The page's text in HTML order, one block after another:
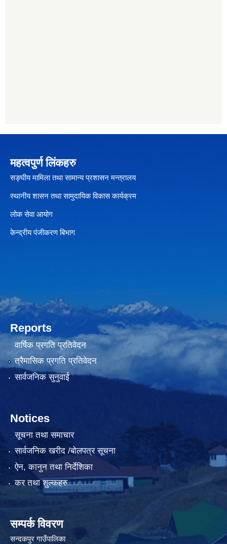
महत्वपुर्ण लिंकहरु
सङ्घीय मामिला तथा सामान्य प्रशासन मन्त्रालय
स्थानीय शासन तथा सामुदायिक विकास कार्यक्रम
लोक सेवा आयोग
केन्द्रीय पंजीकरण बिभाग
Reports
वार्षिक प्रगति प्रतिवेदन
त्रैमासिक प्रगति प्रतिवेदन
सार्वजनिक सुनुवाई
Notices
सूचना तथा समाचार
सार्वजनिक खरीद /बोलपत्र सूचना
ऐन, कानुन तथा निर्देशिका
कर तथा शुल्कहरु
सम्पर्क विवरण
सन्दकपुर गाउँपालिका